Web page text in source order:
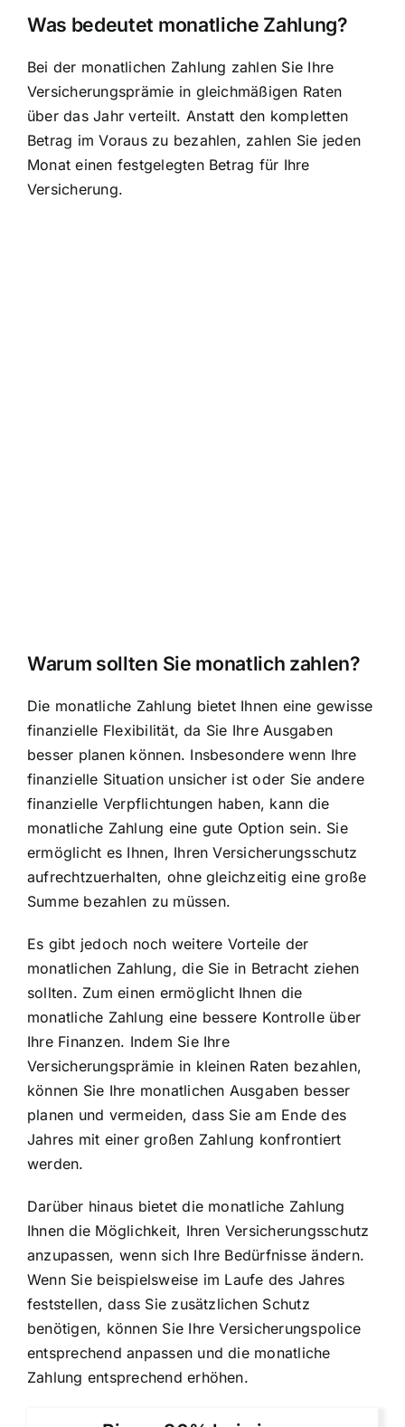
Was bedeutet monatliche Zahlung?
Bei der monatlichen Zahlung zahlen Sie Ihre
Versicherungsprämie in gleichmäßigen Raten
über das Jahr verteilt. Anstatt den kompletten
Betrag im Voraus zu bezahlen, zahlen Sie jeden
Monat einen festgelegten Betrag für Ihre
Versicherung.
Warum sollten Sie monatlich zahlen?
Die monatliche Zahlung bietet Ihnen eine gewisse
finanzielle Flexibilität, da Sie Ihre Ausgaben
besser planen können. Insbesondere wenn Ihre
finanzielle Situation unsicher ist oder Sie andere
finanzielle Verpflichtungen haben, kann die
monatliche Zahlung eine gute Option sein. Sie
ermöglicht es Ihnen, Ihren Versicherungsschutz
aufrechtzuerhalten, ohne gleichzeitig eine große
Summe bezahlen zu müssen.
Es gibt jedoch noch weitere Vorteile der
monatlichen Zahlung, die Sie in Betracht ziehen
sollten. Zum einen ermöglicht Ihnen die
monatliche Zahlung eine bessere Kontrolle über
Ihre Finanzen. Indem Sie Ihre
Versicherungsprämie in kleinen Raten bezahlen,
können Sie Ihre monatlichen Ausgaben besser
planen und vermeiden, dass Sie am Ende des
Jahres mit einer großen Zahlung konfrontiert
werden.
Darüber hinaus bietet die monatliche Zahlung
Ihnen die Möglichkeit, Ihren Versicherungsschutz
anzupassen, wenn sich Ihre Bedürfnisse ändern.
Wenn Sie beispielsweise im Laufe des Jahres
feststellen, dass Sie zusätzlichen Schutz
benötigen, können Sie Ihre Versicherungspolice
entsprechend anpassen und die monatliche
Zahlung entsprechend erhöhen.